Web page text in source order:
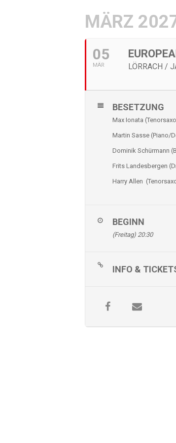
MÄRZ
05
MÄR LÖRRACH /
BESETZUNG
Max Ionata
Martin Sasse (Piano/
Dominik Schürmann
Frits Landesbergen
Harry Allen
BEGINN
(Freitag) 20:30
INFO &